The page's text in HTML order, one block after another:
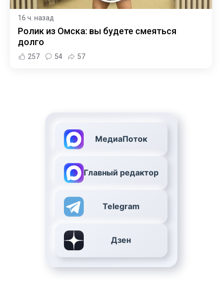
16 ч. назад
Ролик из Омска: вы будете смеяться
долго
257 54 57
МедиаПоток
Главный редактор
Telegram
Дзен